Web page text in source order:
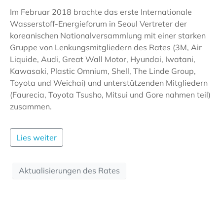
Im Februar 2018 brachte das erste Internationale
Wasserstoff-Energieforum in Seoul Vertreter der
koreanischen Nationalversammlung mit einer starken
Gruppe von Lenkungsmitgliedern des Rates (3M, Air
Liquide, Audi, Great Wall Motor, Hyundai, Iwatani,
Kawasaki, Plastic Omnium, Shell, The Linde Group,
Toyota und Weichai) und unterstützenden Mitgliedern
(Faurecia, Toyota Tsusho, Mitsui und Gore nahmen teil)
zusammen.
Lies weiter
Aktualisierungen des Rates